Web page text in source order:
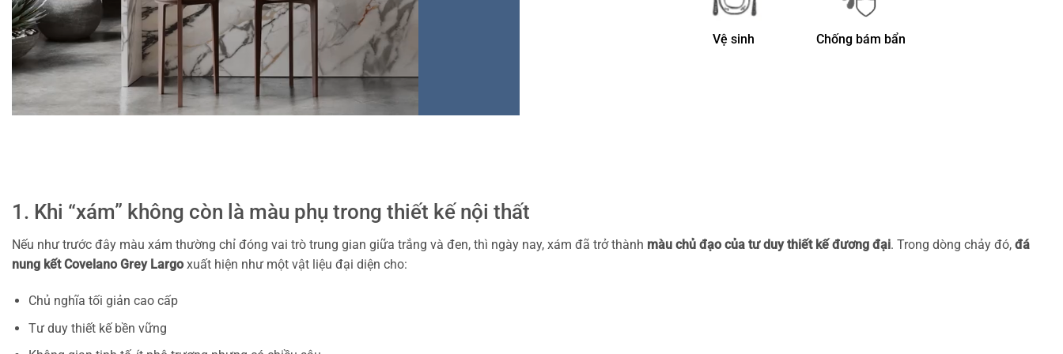
Vệ sinh Chống bám bẩn
1. Khi “xám” không còn là màu phụ trong thiết kế nội thất
Nếu như trước đây màu xám thường chỉ đóng vai trò trung gian giữa trắng và đen, thì ngày nay, xám đã trở thành màu chủ đạo của tư duy thiết kế đương đại. Trong dòng chảy đó, đá
nung kết Covelano Grey Largo xuất hiện như một vật liệu đại diện cho:
Chủ nghĩa tối giản cao cấp
Tư duy thiết kế bền vững